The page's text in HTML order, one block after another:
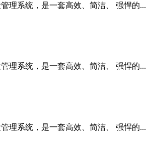
理系统，是一套高效、简洁、 强悍的...
理系统，是一套高效、简洁、 强悍的...
理系统，是一套高效、简洁、 强悍的...